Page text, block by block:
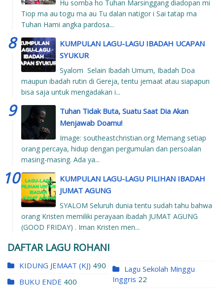
Hu somba ho Tuhan Marsinggang diadopan mi
Tiop ma au togu ma au Tu dalan natigor i Sai tatap ma
Tuhan Hami angka pardosa...
KUMPULAN LAGU-LAGU IBADAH UCAPAN
SYUKUR
Syalom Selain Ibadah Umum, Ibadah Doa
maupun ibadah rutin di Gereja, tentu jemaat atau siapapun
bisa saja untuk mengadakan i...
Tuhan Tidak Buta, Suatu Saat Dia Akan
Menjawab Doamu!
Image: southeastchristian.org Memang setiap
orang percaya, hidup dengan pergumulan dan persoalan
masing-masing. Ada ya...
KUMPULAN LAGU-LAGU PILIHAN IBADAH
JUMAT AGUNG
SYALOM Seluruh dunia tentu sudah tahu bahwa
orang Kristen memiliki perayaan ibadah JUMAT AGUNG
(GOOD FRIDAY) . Iman Kristen men...
DAFTAR LAGU ROHANI
KIDUNG JEMAAT (KJ) 490
BUKU ENDE 400
Lagu Sekolah Minggu
Inggris 22